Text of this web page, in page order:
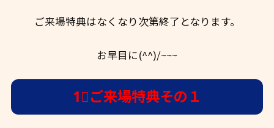
ご来場特典はなくなり次第終了となります。
お早目に(^^)/~~~
1⃣ご来場特典その１